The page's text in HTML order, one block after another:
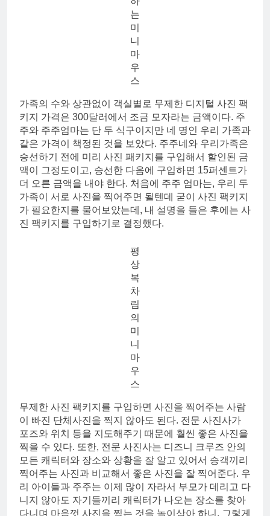
는
미
니
마
우
스
가족의 수와 상관없이 객실별로 무제한 디지털 사진 팩
키지 가격은 300달러에서 조금 모자라는 금액이다. 주
주와 주주엄마는 단 두 식구이지만 네 명인 우리 가족과
같은 가격이 책정된 것을 보았다. 주주네와 우리가족은
승선하기 전에 미리 사진 패키지를 구입해서 할인된 금
액이 그정도이고, 승선한 다음에 구입하면 15퍼센트가
더 오른 금액을 내야 한다. 처음에 주주 엄마는, 우리 두
가족이 서로 사진을 찍어주면 될텐데 굳이 사진 팩키지
가 필요한지를 물어보았는데, 내 설명을 들은 후에는 사
진 팩키지를 구입하기로 결정했다.
평
상
복
차
림
의
미
니
마
우
스
무제한 사진 팩키지를 구입하면 사진을 찍어주는 사람
이 빠진 단체사진을 찍지 않아도 된다. 전문 사진사가
포즈와 위치 등을 지도해주기 때문에 훨씬 좋은 사진을
찍을 수 있다. 또한, 전문 사진사는 디즈니 크루즈 안의
모든 캐릭터와 장소와 상황을 잘 알고 있어서 승객끼리
찍어주는 사진과 비교해서 좋은 사진을 잘 찍어준다. 우
리 아이들과 주주는 이제 많이 자라서 부모가 데리고 다
니지 않아도 자기들끼리 캐릭터가 나오는 장소를 찾아
다니며 마음껏 사진을 찍는 것을 놀이삼아 하니, 그렇게